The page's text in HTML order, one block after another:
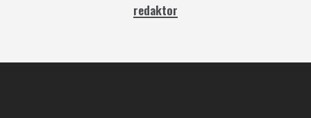
redaktor